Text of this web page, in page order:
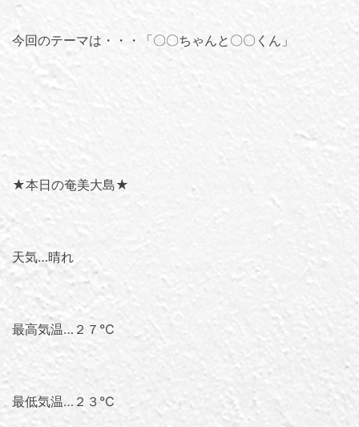
今回のテーマは・・・「〇〇ちゃんと〇〇くん 」
★本日の奄美大島★
天気…晴れ
最高気温…２７℃
最低気温…２３℃